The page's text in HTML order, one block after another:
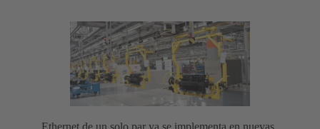
Ethernet de un solo par ya se implementa en nuevas